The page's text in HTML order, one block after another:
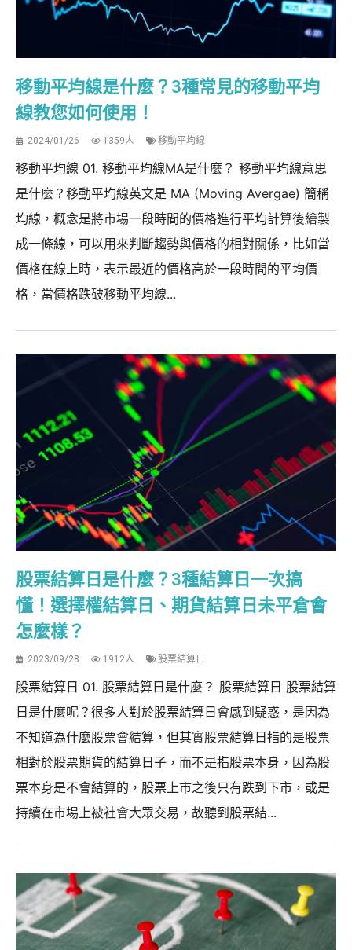
移動平均線是什麼？3種常見的移動平均
線教您如何使用！
2024/01/26 1359人 移動平均線
移動平均線 01. 移動平均線MA是什麼？ 移動平均線意思
是什麼？移動平均線英文是 MA (Moving Avergae) 簡稱
均線，概念是將市場一段時間的價格進行平均計算後繪製
成一條線，可以用來判斷趨勢與價格的相對關係，比如當
價格在線上時，表示最近的價格高於一段時間的平均價
格，當價格跌破移動平均線...
股票結算日是什麼？3種結算日一次搞
懂！選擇權結算日、期貨結算日未平倉會
怎麼樣？
2023/09/28 1912人 股票結算日
股票結算日 01. 股票結算日是什麼？ 股票結算日 股票結算
日是什麼呢？很多人對於股票結算日會感到疑惑，是因為
不知道為什麼股票會結算，但其實股票結算日指的是股票
相對於股票期貨的結算日子，而不是指股票本身，因為股
票本身是不會結算的，股票上市之後只有跌到下市，或是
持續在市場上被社會大眾交易，故聽到股票結...